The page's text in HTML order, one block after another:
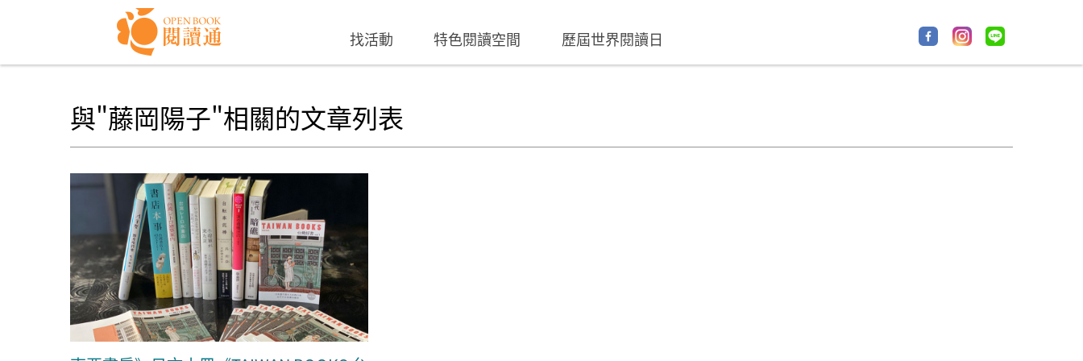
找活動 特色閱讀空間 歷屆世界閱讀日
與"藤岡陽子"相關的文章列表